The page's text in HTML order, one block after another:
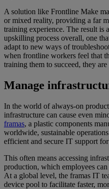
A solution like Frontline Make
or mixed reality, providing a far
training experience. The result is
upskilling process overall, one
adapt to new ways of
when frontline workers feel that
training them to succeed, they
Manage
In the world of always-on
infrastructure can cause even
framas, a plastic components
worldwide, sustainable
efficient and secure IT support
This often means accessing
production, which employees
At a global level, the framas IT
device pool to facilitate faster,